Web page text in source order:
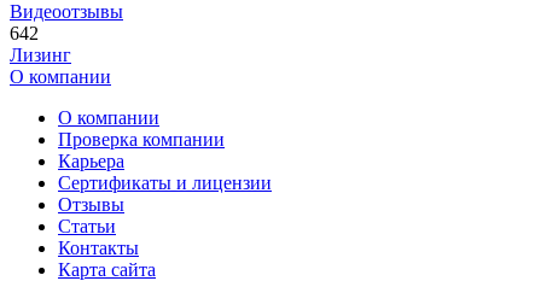
Видеоотзывы
642
Лизинг
О компании
О компании
Проверка компании
Карьера
Сертификаты и лицензии
Отзывы
Статьи
Контакты
Карта сайта